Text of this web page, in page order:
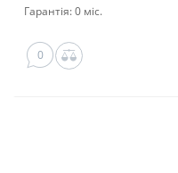
Гарантія: 0 міс.
0